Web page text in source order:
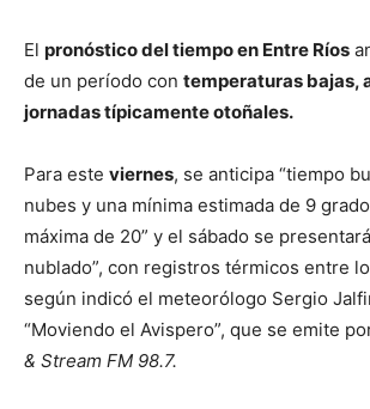
El pronóstico del tiempo en Entre Ríos
de un período con temperaturas bajas,
jornadas típicamente otoñales.
Para este viernes, se anticipa “tiempo
nubes y una mínima estimada de 9
máxima de 20” y el sábado se
nublado”, con registros térmicos entre
según indicó el meteorólogo Sergio
“Moviendo el Avispero”, que se emite
& Stream FM 98.7.